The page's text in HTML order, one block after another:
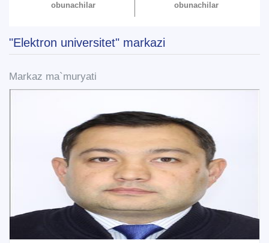
Telefon raqamingiz
Pochta
yuborish
obunachilar
obunachilar
"Elektron universitet" markazi
Markaz ma`muryati